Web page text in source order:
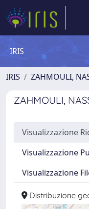
IRIS
IRIS ZAHMOULI,
ZAHMOULI,
Visualizzazione
Visualizzazione
Visualizzazione
Distribuzione